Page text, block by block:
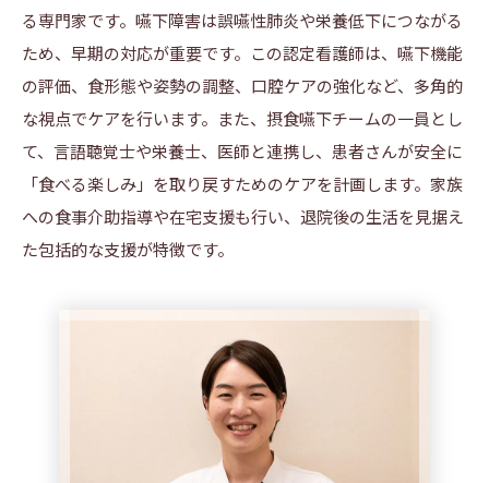
る専門家です。嚥下障害は誤嚥性肺炎や栄養低下につながる
ため、早期の対応が重要です。この認定看護師は、嚥下機能
の評価、食形態や姿勢の調整、口腔ケアの強化など、多角的
な視点でケアを行います。また、摂食嚥下チームの一員とし
て、言語聴覚士や栄養士、医師と連携し、患者さんが安全に
「食べる楽しみ」を取り戻すためのケアを計画します。家族
への食事介助指導や在宅支援も行い、退院後の生活を見据え
た包括的な支援が特徴です。